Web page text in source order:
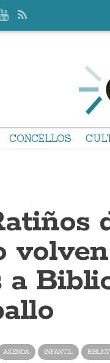
CONCELLOS
a
AXENDA INFANTIL